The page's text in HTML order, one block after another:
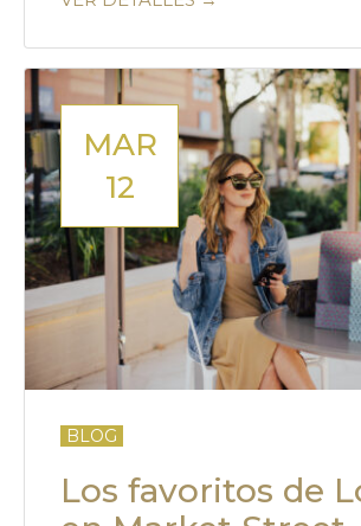
MAR
12
BLOG
Los favoritos de